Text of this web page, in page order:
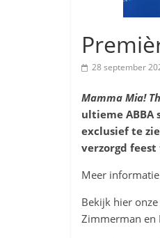
28 september
Mamma Mia!
ultieme ABBA
exclusief te
verzorgd
Meer
Bekijk hier
Zimmerman en